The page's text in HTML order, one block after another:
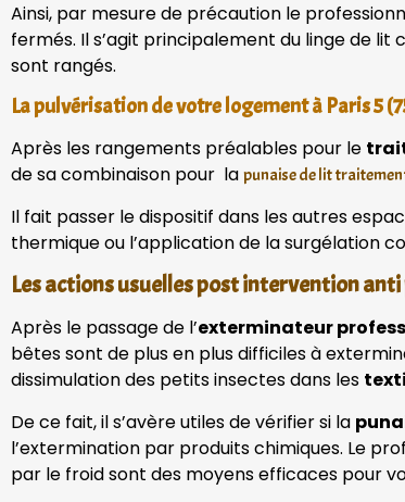
Ainsi, par mesure de précaution le
fermés. Il s’agit principalement du linge de lit
sont rangés.
La pulvérisation de votre logement à Paris 5
Après les rangements préalables pour le
de sa combinaison pour la punaise de lit
Il fait passer le dispositif dans les autres
thermique ou l’application de la surgélation
Les actions usuelles post intervention
Après le passage de l’exterminateur
bêtes sont de plus en plus difficiles à
dissimulation des petits insectes dans les
De ce fait, il s’avère utiles de vérifier si la
l’extermination par produits chimiques. Le
par le froid sont des moyens efficaces pour